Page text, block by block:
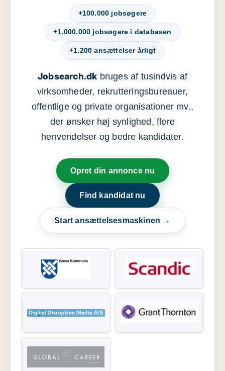
+100.000 jobsøgere
+1.000.000 jobsøgere i databasen
+1.200 ansættelser årligt
Jobsearch.dkbruges af tusindvis af
virksomheder, rekrutteringsbureauer,
offentlige og private organisationer mv.,
der ønsker høj synlighed, flere
henvendelser og bedre kandidater.
Opret din annonce nu
Find kandidat nu
Start ansættelsesmaskinen →